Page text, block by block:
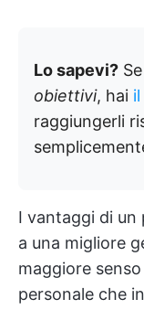
Lo sapevi? Se
obiettivi, hai
raggiungerli
I vantaggi di
a una migliore
maggiore
personale che